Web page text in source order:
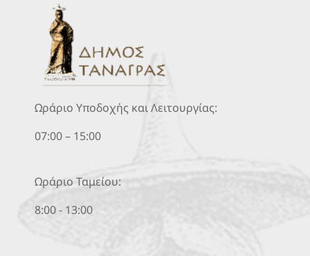
Ωράριο Υποδοχής και Λειτουργίας:
07:00 – 15:00
Ωράριο Ταμείου:
8:00 - 13:00